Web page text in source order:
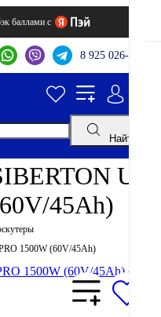
баллами с
8 925 026-44-22
Найти
U6
45Ah)
1500W (60V/45Ah)